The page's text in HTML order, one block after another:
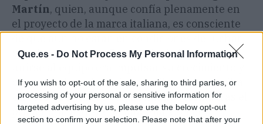
Que.es - Do Not Process My Personal Information
If you wish to opt-out of the sale, sharing to third parties, or
processing of your personal or sensitive information for
targeted advertising by us, please use the below opt-out
section to confirm your selection. Please note that after your
Martín, quien, aunque confía plenamente en
el proyecto de la marca italiana, es consciente
por el campeonato. Su principal objetivo al
posicionarlo en las primeras filas de la parrilla,
un reto que parece estar tomando forma tras el
primer día de test en Tailandia. Con el